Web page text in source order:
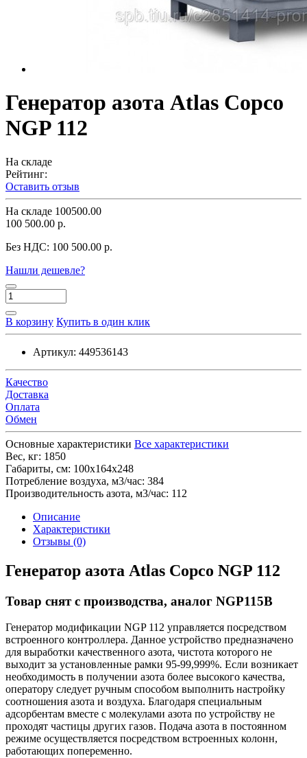
Генератор азота Atlas Copco
NGP 112
На складе
Рейтинг:
Оставить отзыв
На складе 100500.00
100 500.00 р.
Без НДС: 100 500.00 р.
Нашли дешевле?
В корзину Купить в один клик
Артикул: 449536143
Качество
Доставка
Оплата
Обмен
Основные характеристики Все характеристики
Вес, кг: 1850
Габариты, см: 100х164х248
Потребление воздуха, м3/час: 384
Производительность азота, м3/час: 112
Описание
Характеристики
Отзывы (0)
Генератор азота Atlas Copco NGP 112
Товар снят с производства, аналог NGP115B
Генератор модификации NGP 112 управляется посредством
встроенного контроллера. Данное устройство предназначено
для выработки качественного азота, чистота которого не
выходит за установленные рамки 95-99,999%. Если возникает
необходимость в получении азота более высокого качества,
оператору следует ручным способом выполнить настройку
соотношения азота и воздуха. Благодаря специальным
адсорбентам вместе с молекулами азота по устройству не
проходят частицы других газов. Подача азота в постоянном
режиме осуществляется посредством встроенных колонн,
работающих попеременно.